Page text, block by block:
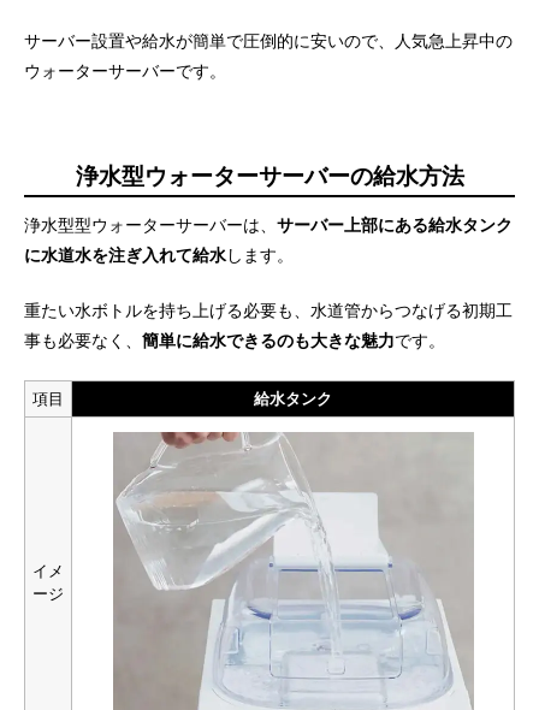
サーバー設置や給水が簡単で圧倒的に安いので、人気急上昇中の
ウォーターサーバーです。
浄水型ウォーターサーバーの給水方法
浄水型型ウォーターサーバーは、 サーバー上部にある給水タンク
に水道水を注ぎ入れて給水します。
重たい水ボトルを持ち上げる必要も、水道管からつなげる初期工
事も必要なく、 簡単に給水できるのも大きな魅力です。
項目 給水タンク
イメ
ージ